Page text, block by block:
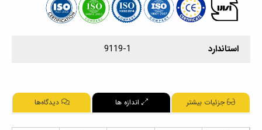
استاندارد 9119-1
جزئیات بیشتر اندازه ها دیدگاه‌ها